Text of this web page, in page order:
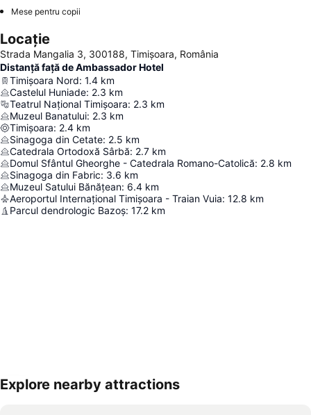
Mese pentru copii
Locație
Strada Mangalia 3, 300188, Timișoara, România
Distanță față de Ambassador Hotel
Timișoara Nord: 1.4 km
Castelul Huniade: 2.3 km
Teatrul Național Timișoara: 2.3 km
Muzeul Banatului: 2.3 km
Timișoara: 2.4 km
Sinagoga din Cetate: 2.5 km
Catedrala Ortodoxă Sârbă: 2.7 km
Domul Sfântul Gheorghe - Catedrala Romano-Catolică: 2.8 km
Sinagoga din Fabric: 3.6 km
Muzeul Satului Bănățean: 6.4 km
Aeroportul Internațional Timișoara - Traian Vuia: 12.8 km
Parcul dendrologic Bazoș: 17.2 km
Explore nearby attractions